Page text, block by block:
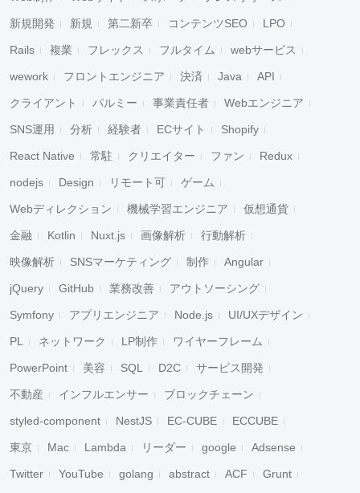
新規開発 新規 第二新卒 コンテンツSEO LPO
Rails 複業 フレックス フルタイム webサービス
wework フロントエンジニア 決済 Java API
クライアント パルミー 事業責任者 Webエンジニア
SNS運用 分析 経験者 ECサイト Shopify
React Native 常駐 クリエイター ファン Redux
nodejs Design リモート可 ゲーム
Webディレクション 機械学習エンジニア 仮想通貨
金融 Kotlin Nuxt.js 画像解析 行動解析
映像解析 SNSマーケティング 制作 Angular
jQuery GitHub 業務改善 アウトソーシング
Symfony アプリエンジニア Node.js UI/UXデザイン
PL ネットワーク LP制作 ワイヤーフレーム
PowerPoint 美容 SQL D2C サービス開発
不動産 インフルエンサー ブロックチェーン
styled-component NestJS EC-CUBE ECCUBE
東京 Mac Lambda リーダー google Adsense
Twitter YouTube golang abstract ACF Grunt